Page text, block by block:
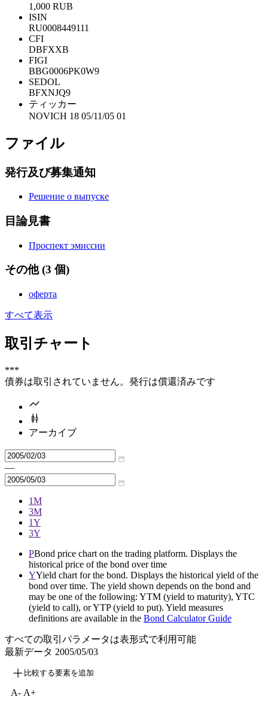
1,000 RUB
ISIN
RU0008449111
CFI
DBFXXB
FIGI
BBG0006PK0W9
SEDOL
BFXNJQ9
ティッカー
NOVICH 18 05/11/05 01
ファイル
発行及び募集通知
Решение о выпуске
目論見書
Проспект эмиссии
その他 (3 個)
оферта
すべて表示
取引チャート
***
債券は取引されていません。発行は償還済みです
アーカイブ
—
1M
3M
1Y
3Y
PBond price chart on the trading platform. Displays the
historical price of the bond over time
YYield chart for the bond. Displays the historical yield of the
bond over time. The yield shown depends on the bond and
may be one of the following: YTM (yield to maturity), YTC
(yield to call), or YTP (yield to put). Yield measures
definitions are available in the Bond Calculator Guide
すべての取引パラメータは表形式で利用可能
最新データ 2005/05/03
比較する要素を追加